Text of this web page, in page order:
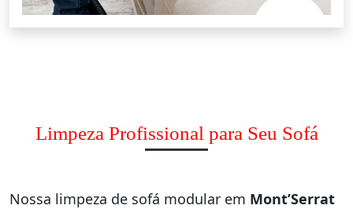
Limpeza Profissional para Seu Sofá
Nossa limpeza de sofá modular em Mont’Serrat